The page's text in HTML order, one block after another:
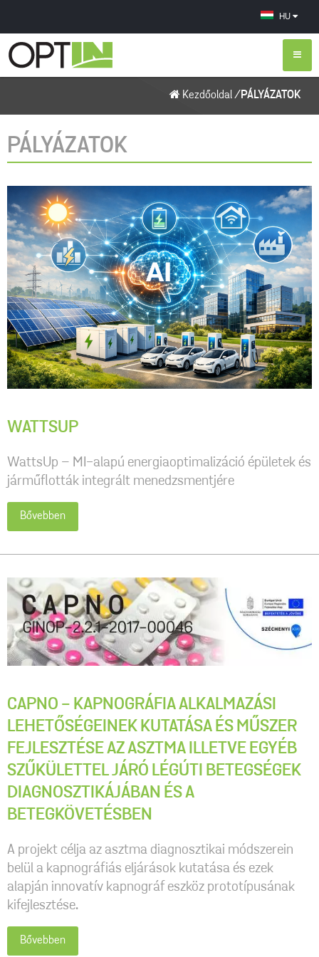
HU
Kezdőoldal/PÁLYÁZATOK
PÁLYÁZATOK
WATTSUP
WattsUp – MI-alapú energiaoptimalizáció épületek és
járműflották integrált menedzsmentjére
Bővebben
CAPNO - KAPNOGRÁFIA ALKALMAZÁSI
LEHETŐSÉGEINEK KUTATÁSA ÉS MŰSZER
FEJLESZTÉSE AZ ASZTMA ILLETVE EGYÉB
SZŰKÜLETTEL JÁRÓ LÉGÚTI BETEGSÉGEK
DIAGNOSZTIKÁJÁBAN ÉS A
BETEGKÖVETÉSBEN
A projekt célja az asztma diagnosztikai módszerein
belül a kapnográfiás eljárások kutatása és ezek
alapján innovatív kapnográf eszköz prototípusának
kifejlesztése.
Bővebben